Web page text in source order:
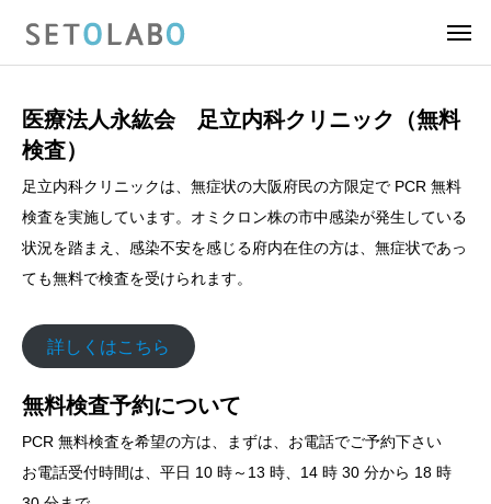
医療法人永紘会 足立内科クリニック（無料
検査）
足立内科クリニックは、無症状の大阪府民の方限定で PCR 無料
検査を実施しています。オミクロン株の市中感染が発生している
状況を踏まえ、感染不安を感じる府内在住の方は、無症状であっ
ても無料で検査を受けられます。
詳しくはこちら
無料検査予約について
PCR 無料検査を希望の方は、まずは、お電話でご予約下さい
お電話受付時間は、平日 10 時～13 時、14 時 30 分から 18 時